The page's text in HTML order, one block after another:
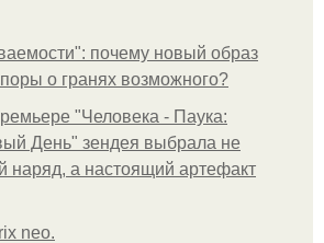
почему новый образ
о гранях возможного?
"Человека - Паука:
День" зендея выбрала не
наряд, а настоящий артефакт
neo.